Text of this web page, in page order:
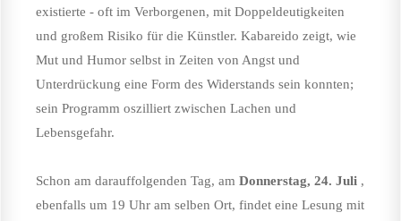
existierte - oft im Verborgenen, mit Doppeldeutigkeiten
und großem Risiko für die Künstler. Kabareido zeigt, wie
Mut und Humor selbst in Zeiten von Angst und
Unterdrückung eine Form des Widerstands sein konnten;
sein Programm oszilliert zwischen Lachen und
Lebensgefahr.
Schon am darauffolgenden Tag, am Donnerstag, 24. Juli ,
ebenfalls um 19 Uhr am selben Ort, findet eine Lesung mit